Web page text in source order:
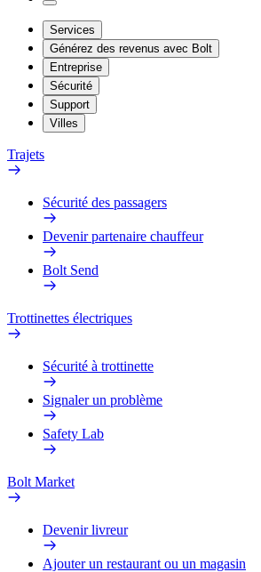
Services
Générez des revenus avec Bolt
Entreprise
Sécurité
Support
Villes
Trajets
Sécurité des passagers
Devenir partenaire chauffeur
Bolt Send
Trottinettes électriques
Sécurité à trottinette
Signaler un problème
Safety Lab
Bolt Market
Devenir livreur
Ajouter un restaurant ou un magasin